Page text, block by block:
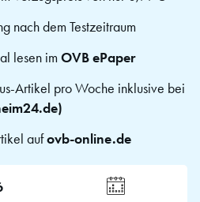
nach dem Testzeitraum
lesen im OVB ePaper
Artikel pro Woche inklusive bei
aufovb-online.de